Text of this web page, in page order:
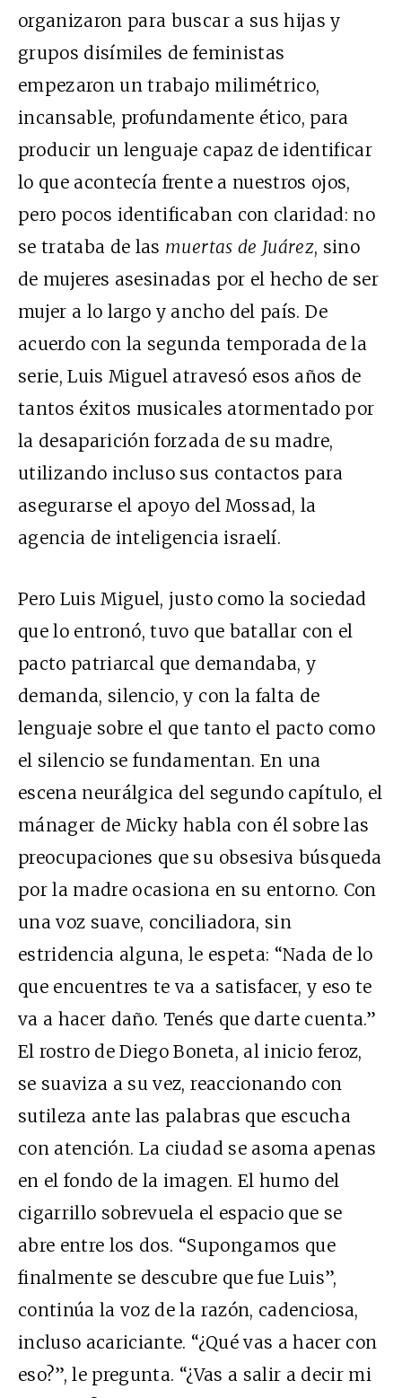
organizaron para buscar a sus hijas y
grupos disímiles de feministas
empezaron un trabajo milimétrico,
incansable, profundamente ético, para
producir un lenguaje capaz de identificar
lo que acontecía frente a nuestros ojos,
pero pocos identificaban con claridad: no
se trataba de las muertas de Juárez, sino
de mujeres asesinadas por el hecho de ser
mujer a lo largo y ancho del país. De
acuerdo con la segunda temporada de la
serie, Luis Miguel atravesó esos años de
tantos éxitos musicales atormentado por
la desaparición forzada de su madre,
utilizando incluso sus contactos para
asegurarse el apoyo del Mossad, la
agencia de inteligencia israelí.
Pero Luis Miguel, justo como la sociedad
que lo entronó, tuvo que batallar con el
pacto patriarcal que demandaba, y
demanda, silencio, y con la falta de
lenguaje sobre el que tanto el pacto como
el silencio se fundamentan. En una
escena neurálgica del segundo capítulo, el
mánager de Micky habla con él sobre las
preocupaciones que su obsesiva búsqueda
por la madre ocasiona en su entorno. Con
una voz suave, conciliadora, sin
estridencia alguna, le espeta: “Nada de lo
que encuentres te va a satisfacer, y eso te
va a hacer daño. Tenés que darte cuenta.”
El rostro de Diego Boneta, al inicio feroz,
se suaviza a su vez, reaccionando con
sutileza ante las palabras que escucha
con atención. La ciudad se asoma apenas
en el fondo de la imagen. El humo del
cigarrillo sobrevuela el espacio que se
abre entre los dos. “Supongamos que
finalmente se descubre que fue Luis”,
continúa la voz de la razón, cadenciosa,
incluso acariciante. “¿Qué vas a hacer con
eso?”, le pregunta. “¿Vas a salir a decir mi